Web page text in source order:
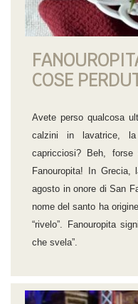
COSE
Avete perso qualcosa
calzini in lavatrice,
capricciosi? Beh, forse
Fanouropita!
In Grecia,
agosto in onore di San
nome del santo ha
“rivelo”. Fanouropita
che svela”.